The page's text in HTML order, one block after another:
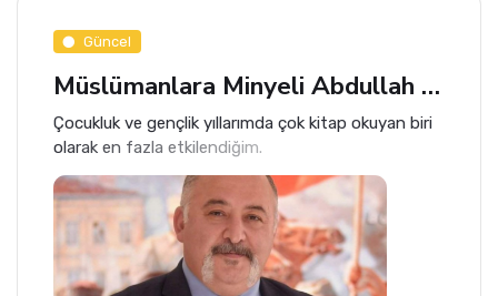
Güncel
Müslümanlara Minyeli Abdullah Hatırlatması!
Çocukluk ve gençlik yıllarımda çok kitap okuyan biri
olarak en fazla etkilendiğim.